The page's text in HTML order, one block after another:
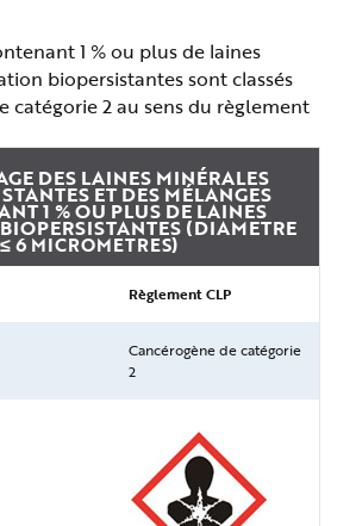
1 % ou plus de laines
biopersistantes sont classés
catégorie 2 au sens du règlement
DES LAINES MINÉRALES
ET DES MÉLANGES
1 % OU PLUS DE LAINES
(DIAMETRE
≤ 6MICROMETRES)
Règlement CLP
Cancérogène de catégorie
2